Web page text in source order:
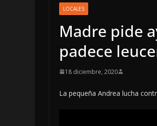
LOCALES
Madre pide
padece
18 diciembre, 2020
La pequeña Andrea lucha